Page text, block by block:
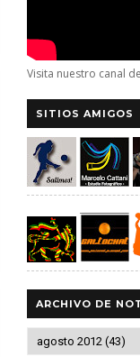
Visita nuestro canal de
SITIOS AMIGOS
ARCHIVO DE